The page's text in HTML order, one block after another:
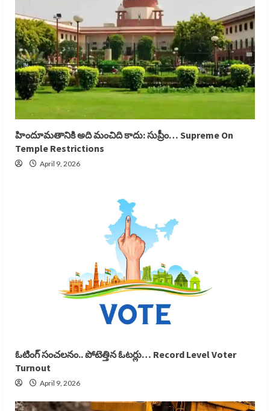
హిందూమతానికి అది మంచిది కాదు: సుప్రీం… Supreme On
Temple Restrictions
April 9, 2026
ఓటింగ్ సంచలనం.. పోటెత్తిన ఓటర్లు… Record Level Voter
Turnout
April 9, 2026